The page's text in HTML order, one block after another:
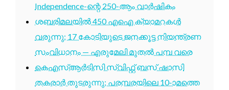
Independence-ന്റെ 250-ആം വാർഷികം
ശബരിമലയിൽ 450 എഐ ക്യാമറകൾ
വരുന്നു; 17 കോടിയുടെ ജനക്കൂട്ട നിയന്ത്രണ
സംവിധാനം — എരുമേലി മുതൽ പമ്പ വരെ
കെഎസ്ആർടിസി സ്വിഫ്റ്റ് ബസ് ഷാസി
തകരാർ തുടരുന്നു; പരമ്പരയിലെ 10-ാമത്തെ